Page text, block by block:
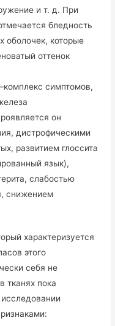
и т. д. При
бледность
оболочек, которые
оттенок
симптомов,
он
дистрофическими
развитием глоссита
язык),
слабостью
снижением
характеризуется
этого
себя не
тканях пока